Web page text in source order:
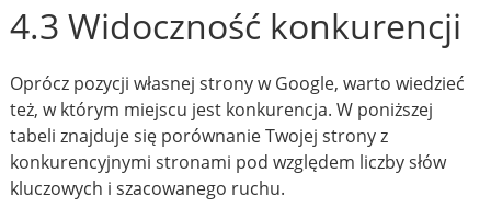
4.3 Widoczność konkurencji
Oprócz pozycji własnej strony w Google, warto wiedzieć
też, w którym miejscu jest konkurencja. W poniższej
tabeli znajduje się porównanie Twojej strony z
konkurencyjnymi stronami pod względem liczby słów
kluczowych i szacowanego ruchu.